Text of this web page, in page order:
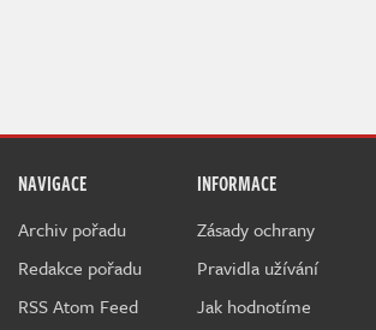
NAVIGACE
Archiv pořadu
Redakce pořadu
RSS Atom Feed
INFORMACE
Zásady ochrany
Pravidla užívání
Jak hodnotíme